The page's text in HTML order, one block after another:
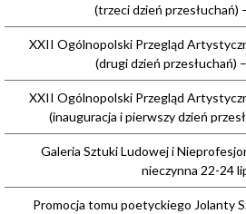
(trzeci dzień przesłuchań)
XXII Ogólnopolski Przegląd
(drugi dzień przesłuchań)
XXII Ogólnopolski Przegląd
(inauguracja i pierwszy dzień
Galeria Sztuki Ludowej i
nieczynna 22-24
Promocja tomu poetyckiego Jolanty